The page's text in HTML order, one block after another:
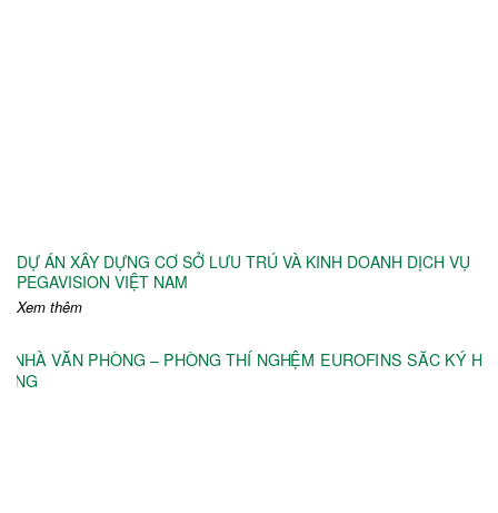
DỰ ÁN XÂY DỰNG CƠ SỞ LƯU TRÚ VÀ KINH DOANH DỊCH VỤ
PEGAVISION VIỆT NAM
Xem thêm